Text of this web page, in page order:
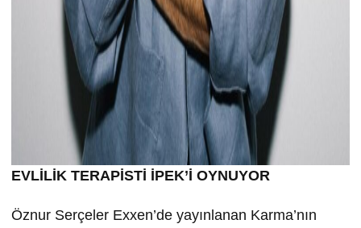
EVLİLİK TERAPİSTİ İPEK’İ OYNUYOR
Öznur Serçeler Exxen’de yayınlanan Karma’nın